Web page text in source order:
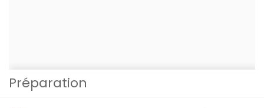
Préparation